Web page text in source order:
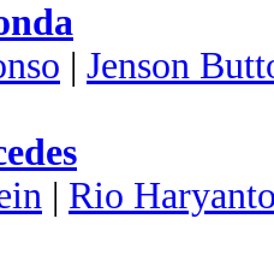
| Jenson
| Rio